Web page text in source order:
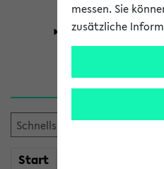
Universität
Start
messen. Sie
zusätzliche